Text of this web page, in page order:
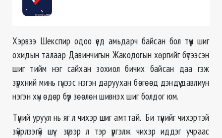
Хэрвээ Шекспир одоо үед амьдарч байсан бол түүн шиг
охидын талаар Давинчигын Жакодогын хөргийг бүтээсэн
шиг тийм нэг сайхан зохиол бичих байсан даа гэж
зүрхний минь гүнээс нэгэн даруухан бөгөөд дэндүү давлиун
нэгэн хүн өдөр бүр зөөлөн шивнэх шиг болдог юм.
Түүний уруул нь яг л чихэр шиг амттай. Би түүнийг чихэртэй
зүйрлээгүй шүү зүгээр л тэр үргэлж чихэр иддэг учраас